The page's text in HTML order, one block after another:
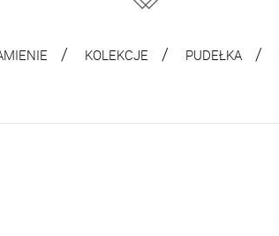
KOLEKCJE PUDEŁKA